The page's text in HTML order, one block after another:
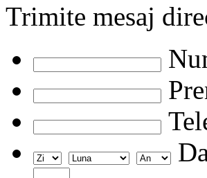
Trimite mesaj